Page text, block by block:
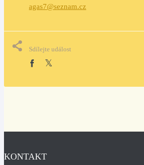
agas7@seznam.cz
Sdílejte událost
KONTAKT